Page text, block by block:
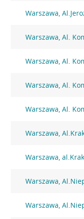
Warszawa,
Warszawa, Al.
Warszawa, Al.
Warszawa, Al.
Warszawa, Al.
Warszawa,
Warszawa,
Warszawa,
Warszawa,